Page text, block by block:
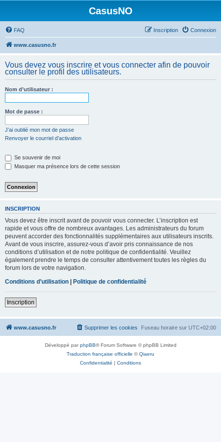
CasusNO
FAQ Connexion
Inscription
www.casusno.fr
Vous devez vous inscrire et vous connecter afin de pouvoir
consulter le profil des utilisateurs.
Nom d’utilisateur :
Mot de passe :
J’ai oublié mon mot de passe
Renvoyer le courriel d’activation
Se souvenir de moi
Masquer ma présence lors de cette session
INSCRIPTION
Vous devez être inscrit avant de pouvoir vous connecter. L’inscription est
rapide et vous offre de nombreux avantages. Les administrateurs du forum
peuvent accorder des fonctionnalités supplémentaires aux utilisateurs inscrits.
Avant de vous inscrire, assurez-vous d’avoir pris connaissance de nos
conditions d’utilisation et de notre politique de confidentialité. Veuillez
également prendre le temps de consulter attentivement toutes les règles du
forum lors de votre navigation.
Conditions d’utilisation | Politique de confidentialité
Inscription
www.casusno.fr Fuseau horaire sur UTC+02:00
Supprimer les cookies
Développé parphpBB® Forum Software © phpBB Limited
Traduction française officielle ©Qiaeru
Confidentialité | Conditions